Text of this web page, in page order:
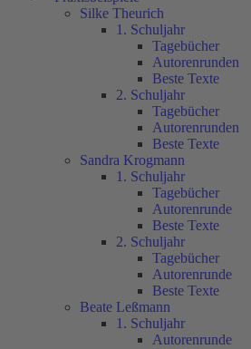
Silke Theurich
1. Schuljahr
Tagebücher
Autorenrunden
Beste Texte
2. Schuljahr
Tagebücher
Autorenrunden
Beste Texte
Sandra Krogmann
1. Schuljahr
Tagebücher
Autorenrunde
Beste Texte
2. Schuljahr
Tagebücher
Autorenrunde
Beste Texte
Beate Leßmann
1. Schuljahr
Autorenrunde